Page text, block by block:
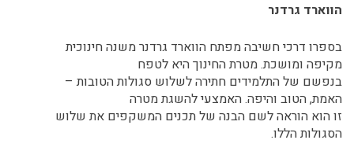
הווארד גרדנר
בספרו דרכי חשיבה מפתח הווארד גרדנר משנה חינוכית
מקיפה ומושכת. מטרת החינוך היא לטפח
בנפשם של התלמידים חתירה לשלוש סגולות הטובות –
האמת, הטוב והיפה. האמצעי להשגת מטרה
זו הוא הוראה לשם הבנה של תכנים המשקפים את שלוש
הסגולות הללו.